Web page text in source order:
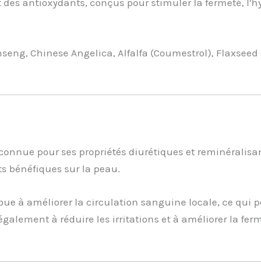
Chinese Angelica, Alfalfa (Coumestrol),
pour ses propriétés diurétiques et
bénéfiques sur la peau.
à améliorer la circulation sanguine locale, ce qui
à réduire les irritations et à améliorer la